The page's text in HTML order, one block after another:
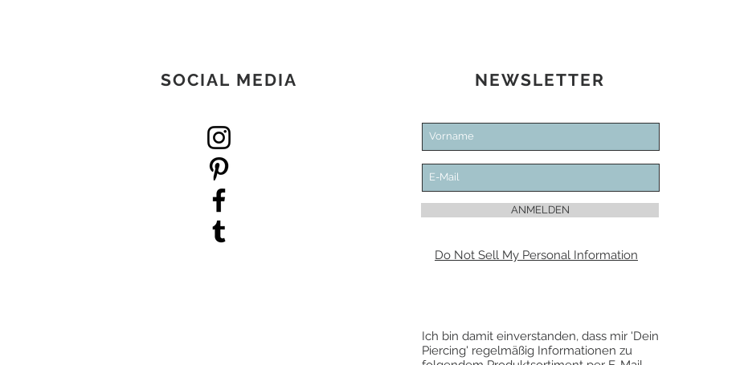
SOCIAL MEDIA NEWSLETTER
ANMELDEN
Do Not Sell My Personal Information
Ich bin damit einverstanden, dass mir 'Dein
Piercing' regelmäßig Informationen zu